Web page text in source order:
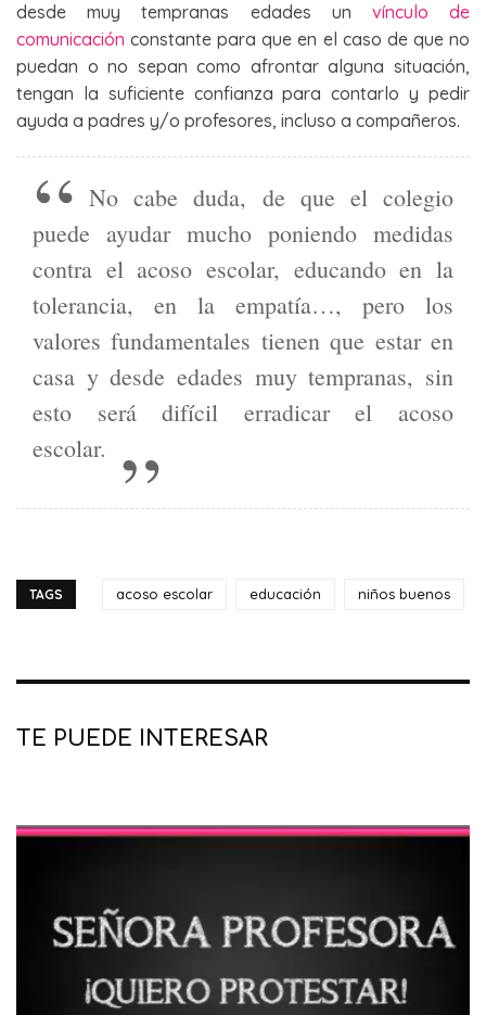
desde muy tempranas edades un vínculo de
comunicación constante para que en el caso de que no
puedan o no sepan como afrontar alguna situación,
tengan la suficiente confianza para contarlo y pedir
ayuda a padres y/o profesores, incluso a compañeros.
No cabe duda, de que el colegio
puede ayudar mucho poniendo medidas
contra el acoso escolar, educando en la
tolerancia, en la empatía…, pero los
valores fundamentales tienen que estar en
casa y desde edades muy tempranas, sin
esto será difícil erradicar el acoso
escolar.
TAGS acoso escolar educación niños buenos
TE PUEDE INTERESAR